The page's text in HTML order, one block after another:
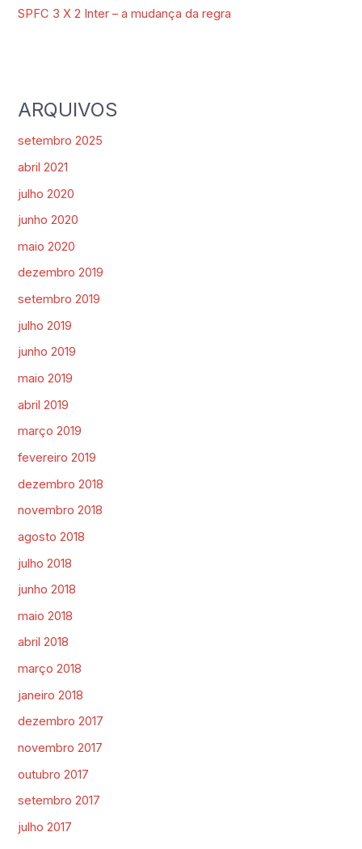
SPFC 3 X 2 Inter – a mudança da regra
ARQUIVOS
setembro 2025
abril 2021
julho 2020
junho 2020
maio 2020
dezembro 2019
setembro 2019
julho 2019
junho 2019
maio 2019
abril 2019
março 2019
fevereiro 2019
dezembro 2018
novembro 2018
agosto 2018
julho 2018
junho 2018
maio 2018
abril 2018
março 2018
janeiro 2018
dezembro 2017
novembro 2017
outubro 2017
setembro 2017
julho 2017